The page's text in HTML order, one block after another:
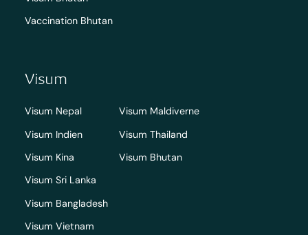
Vaccination Bhutan
Visum
Visum Nepal
Visum Indien
Visum Kina
Visum Sri Lanka
Visum Bangladesh
Visum Vietnam
Visum Maldiverne
Visum Thailand
Visum Bhutan